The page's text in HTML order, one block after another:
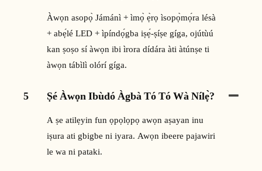
Àwọn asopọ̀ Jámánì + ìmọ̀ ẹ̀rọ ìsopọ̀mọ́ra lésà
+ abẹ́lé LED + ìpíndọ́gba iṣẹ́-ṣíṣe gíga, ojútùú
kan ṣoṣo sí àwọn ibi ìrora dídára àti àtúnṣe ti
àwọn tábìlì olórí gíga.
5 Ṣé Àwọn Ibùdó Àgbà Tó Tó Wà Nílẹ̀?
A ṣe atilẹyin fun ọpọlọpọ awọn aṣayan inu
iṣura ati gbigbe ni iyara. Awọn ibeere pajawiri
le wa ni pataki.